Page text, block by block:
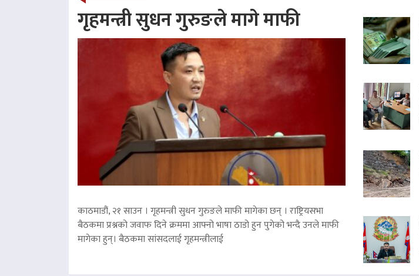
गृहमन्त्री सुधन गुरुङले मागे माफी
काठमाडौं, २१ साउन । गृहमन्त्री सुधन गुरुङले माफी मागेका छन् । राष्ट्रियसभा
बैठकमा प्रश्नको जवाफ दिने क्रममा आफ्नो भाषा ठाडो हुन पुगेको भन्दै उनले माफी
मागेका हुन्। बैठकमा सांसदलाई गृहमन्त्रीलाई